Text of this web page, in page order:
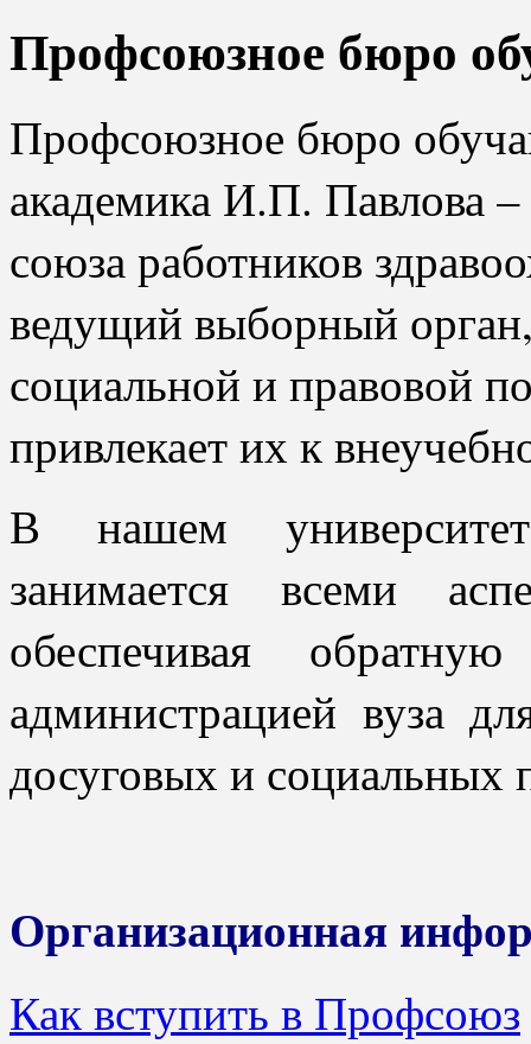
Профсоюзное бюро
Профсоюзное бюро
академика И.П. Павлова
союза работников
ведущий выборный
социальной и правовой
привлекает их к
В нашем
занимается всеми
обеспечивая
администрацией вуза
досуговых и социальных
Организационная
Как вступить в Профсоюз